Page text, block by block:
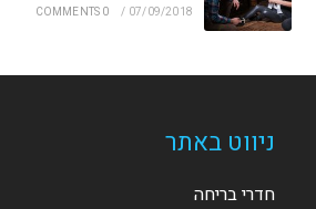
07/09/2018
/
0 COMMENTS
ניווט באתר
חדרי בריחה